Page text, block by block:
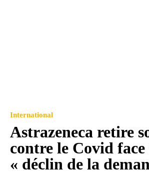
International
Astrazeneca retire
contre le Covid face
« déclin de la